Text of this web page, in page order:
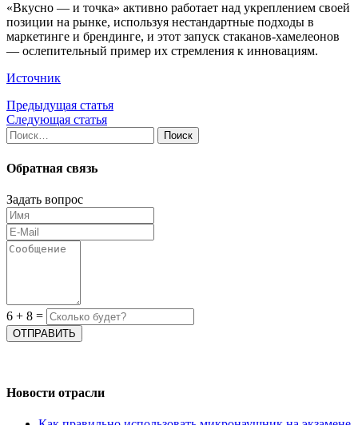
«Вкусно — и точка» активно работает над укреплением своей
позиции на рынке, используя нестандартные подходы в
маркетинге и брендинге, и этот запуск стаканов-хамелеонов
— ослепительный пример их стремления к инновациям.
Источник
Предыдущая статья
Следующая статья
Найти:
Обратная связь
Задать вопрос
6 + 8 =
Новости отрасли